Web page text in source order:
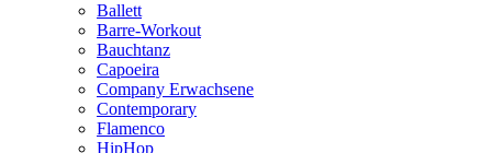
Ballett
Barre-Workout
Bauchtanz
Capoeira
Company Erwachsene
Contemporary
Flamenco
HipHop